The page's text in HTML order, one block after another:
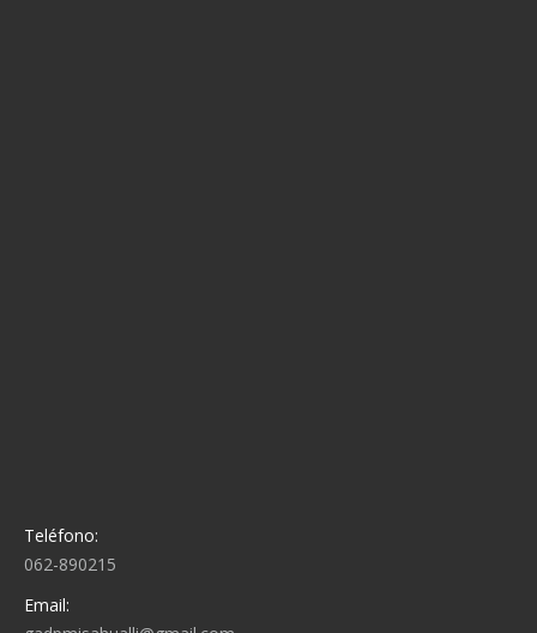
Teléfono:
062-890215
Email: